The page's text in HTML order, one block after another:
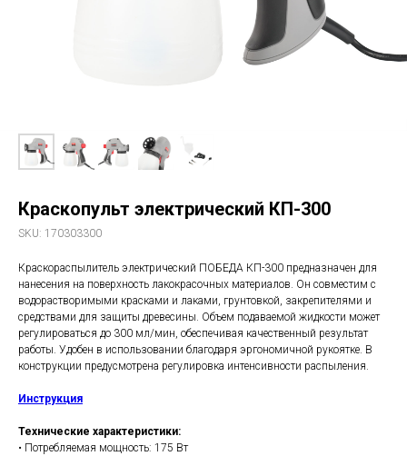
Краскопульт электрический КП-300
SKU: 170303300
Краскораспылитель электрический ПОБЕДА КП-300 предназначен для
нанесения на поверхность лакокрасочных материалов. Он совместим с
водорастворимыми красками и лаками, грунтовкой, закрепителями и
средствами для защиты древесины. Объем подаваемой жидкости может
регулироваться до 300 мл/мин, обеспечивая качественный результат
работы. Удобен в использовании благодаря эргономичной рукоятке. В
конструкции предусмотрена регулировка интенсивности распыления.
Инструкция
Технические характеристики:
• Потребляемая мощность: 175 Вт